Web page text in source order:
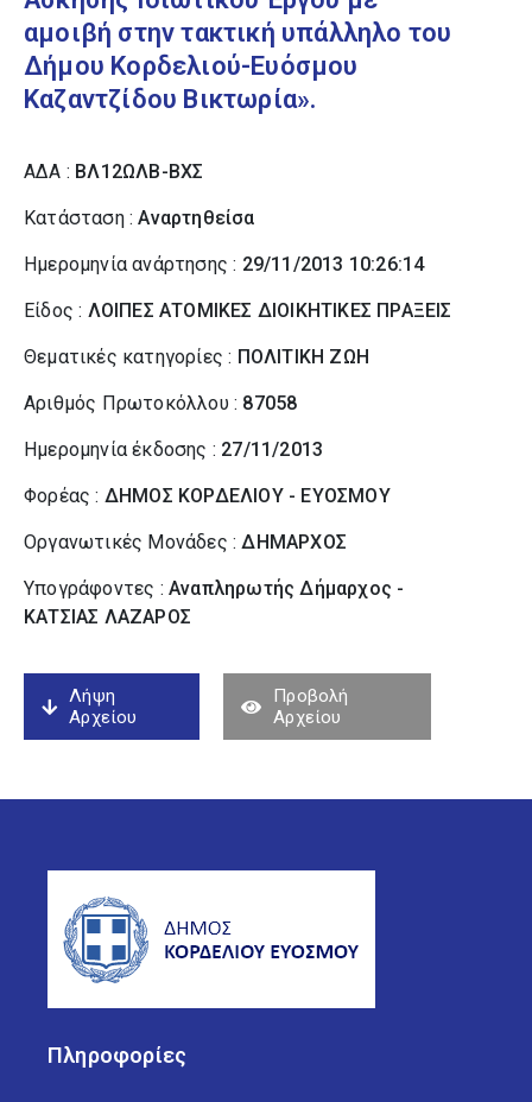
αμοιβή στην τακτική υπάλληλο του
Δήμου Κορδελιού-Ευόσμου
Καζαντζίδου Βικτωρία».
ΑΔΑ : ΒΛ12ΩΛΒ-ΒΧΣ
Κατάσταση :Αναρτηθείσα
Ημερομηνία ανάρτησης : 29/11/2013 10:26:14
Είδος : ΛΟΙΠΕΣ ΑΤΟΜΙΚΕΣ ΔΙΟΙΚΗΤΙΚΕΣ ΠΡΑΞΕΙΣ
Θεματικές κατηγορίες : ΠΟΛΙΤΙΚΗ ΖΩΗ
Αριθμός Πρωτοκόλλου : 87058
Ημερομηνία έκδοσης : 27/11/2013
Φορέας : ΔΗΜΟΣ ΚΟΡΔΕΛΙΟΥ - ΕΥΟΣΜΟΥ
Οργανωτικές Μονάδες :ΔΗΜΑΡΧΟΣ
Υπογράφοντες : Αναπληρωτής Δήμαρχος -
ΚΑΤΣΙΑΣ ΛΑΖΑΡΟΣ
Λήψη
Αρχείου
Προβολή
Αρχείου
Πληροφορίες